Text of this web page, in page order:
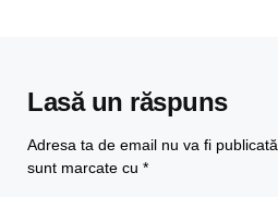
Lasă un răspuns
Adresa ta de email nu va fi publicată.
sunt marcate cu *